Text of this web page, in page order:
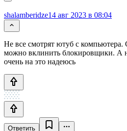
shalamberidze14 авг 2023 в 08:04
Не все смотрят ютуб с компьютера.
можно вклинить блокировщики. А
очень на это надеюсь
Ответить